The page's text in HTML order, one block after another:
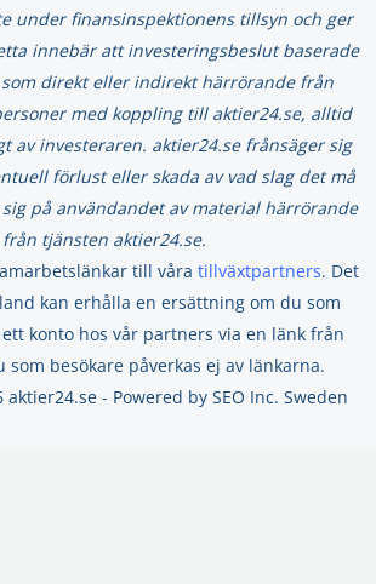
under finansinspektionens tillsyn och ger
innebär att investeringsbeslut baserade
direkt eller indirekt härrörande från
med koppling till aktier24.se, alltid
av investeraren. aktier24.se frånsäger sig
förlust eller skada av vad slag det må
på användandet av material härrörande
från tjänsten aktier24.se.
till våra tillväxtpartners. Det
kan erhålla en ersättning om du som
konto hos vår partners via en länk från
som besökare påverkas ej av länkarna.
- Powered by SEO Inc. Sweden